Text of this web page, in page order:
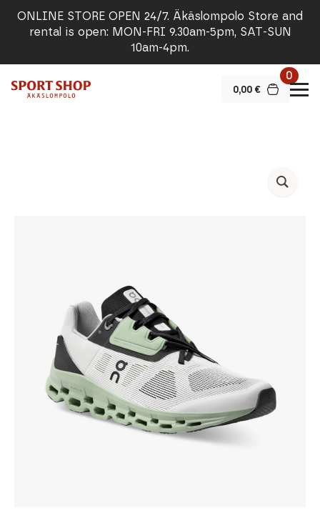
ONLINE STORE OPEN 24/7. Äkäslompolo Store and
rental is open: MON-FRI 9.30am-5pm, SAT-SUN
10am-4pm.
0,00 €
0